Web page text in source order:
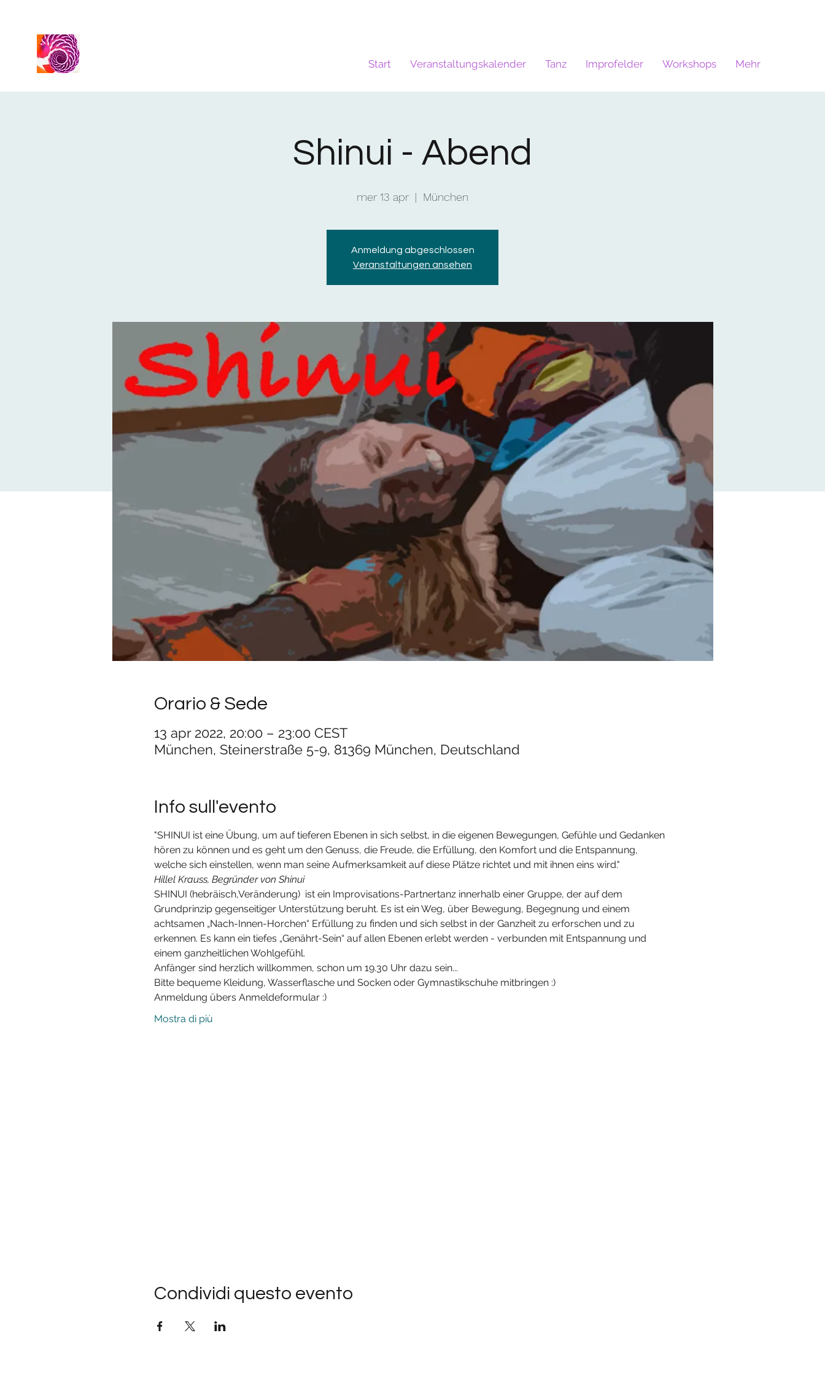
Start Veranstaltungskalender Tanz Improfelder Workshops Mehr
Shinui - Abend
mer 13 apr
  |
München
Anmeldung abgeschlossen
Veranstaltungen ansehen
Orario & Sede
13 apr 2022, 20:00 – 23:00 CEST
München, Steinerstraße 5-9, 81369 München, Deutschland
Info sull'evento
"SHINUI ist eine Übung, um auf tieferen Ebenen in sich selbst, in die eigenen Bewegungen, Gefühle und Gedanken
hören zu können und es geht um den Genuss, die Freude, die Erfüllung, den Komfort und die Entspannung,
welche sich einstellen, wenn man seine Aufmerksamkeit auf diese Plätze richtet und mit ihnen eins wird."
Hillel Krauss, Begründer von Shinui
SHINUI (hebräisch,Veränderung)  ist ein Improvisations-Partnertanz innerhalb einer Gruppe, der auf dem
Grundprinzip gegenseitiger Unterstützung beruht. Es ist ein Weg, über Bewegung, Begegnung und einem
achtsamen „Nach-Innen-Horchen“ Erfüllung zu finden und sich selbst in der Ganzheit zu erforschen und zu
erkennen. Es kann ein tiefes „Genährt-Sein“ auf allen Ebenen erlebt werden - verbunden mit Entspannung und
einem ganzheitlichen Wohlgefühl.
Anfänger sind herzlich willkommen, schon um 19.30 Uhr dazu sein...
Bitte bequeme Kleidung, Wasserflasche und Socken oder Gymnastikschuhe mitbringen :)
Anmeldung übers Anmeldeformular :)
Mostra di più
Condividi questo evento